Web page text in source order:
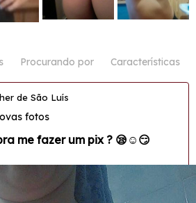
Procurando por Características
de São Luís
fotos
me fazer um pix ? 😪☺😏